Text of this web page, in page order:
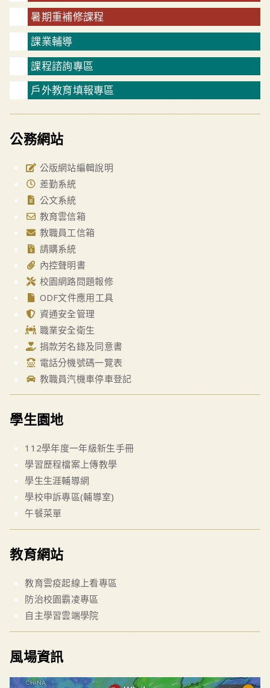
暑期重補修課程
課業輔導
課程諮詢專區
戶外教育填報專區
公務網站
公版網站編輯說明
差勤系統
公文系統
教育雲信箱
教職員工信箱
請購系統
內控聲明書
校園網路問題報修
ODF文件應用工具
資通安全管理
職業安全衛生
捐款芳名錄及同意書
電話分機號碼一覽表
教職員汽機車停車登記
學生園地
112學年度一年級新生手冊
學習歷程檔案上傳教學
學生生涯輔導網
學校申訴專區(輔導室)
午餐菜單
教育網站
教育雲疫起線上看專區
防治校園霸凌專區
自主學習雲端學院
風場資訊